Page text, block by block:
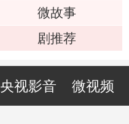
微故事
剧推荐
央视影音 微视频